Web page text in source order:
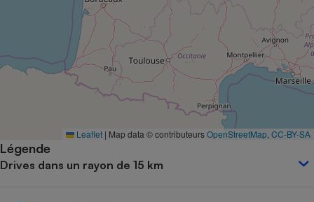
Leaflet | Map data © contributeursOpenStreetMap CC-BY-SA
Légende
Drives dans un rayon de 15 km
Complément
alimentaire
Assurance emprunteur
Banque
Petit électroménager -
Matelas
Mutuelle